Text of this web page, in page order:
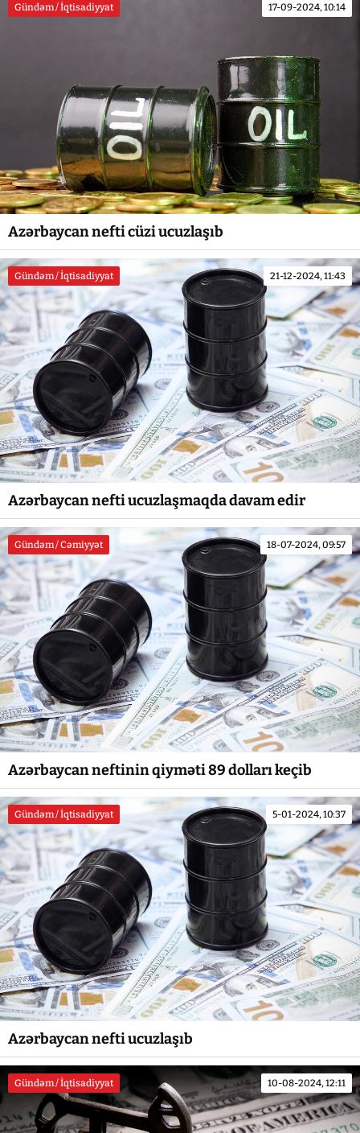
Gündəm / İqtisadiyyat 17-09-2024, 10:14
Azərbaycan nefti cüzi ucuzlaşıb
Gündəm / İqtisadiyyat 21-12-2024, 11:43
Azərbaycan nefti ucuzlaşmaqda davam edir
Gündəm / Cəmiyyət 18-07-2024, 09:57
Azərbaycan neftinin qiyməti 89 dolları keçib
Gündəm / İqtisadiyyat 5-01-2024, 10:37
Azərbaycan nefti ucuzlaşıb
Gündəm / İqtisadiyyat 10-08-2024, 12:11